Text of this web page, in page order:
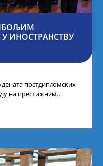
ИНОСТРАНСТВУ
постдипломских
на престижним
је